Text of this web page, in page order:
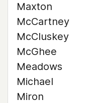
Maxton
McCartney
McCluskey
McGhee
Meadows
Michael
Miron